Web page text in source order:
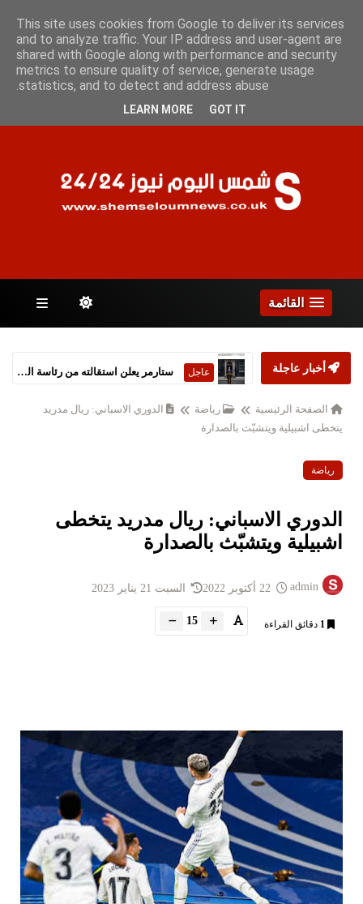
السبت 8 أغسطس 2026
الصفحات
القائمة
أخبار عاجلة عاجل
الصفحة الرئيسية رياضة
الدوري الاسباني: ريال مدريد
يتخطى اشبيلية ويتشبّث بالصدارة
رياضة
الدوري الاسباني: ريال مدريد يتخطى
اشبيلية ويتشبّث بالصدارة
admin السبت 21 يناير 2023
1 دقائق القراءة 15
This site uses cookies from Google to deliver its services
and to analyze traffic. Your IP address and user-agent are
shared with Google along with performance and security
metrics to ensure quality of service, generate usage
statistics, and to detect and address abuse.
LEARN MORE GOT IT